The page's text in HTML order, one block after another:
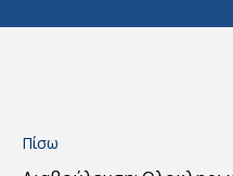
Πίσω